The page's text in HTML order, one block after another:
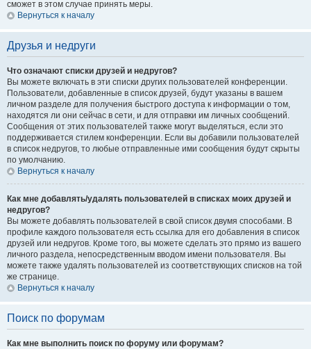
сможет в этом случае принять меры.
Вернуться к началу
Друзья и недруги
Что означают списки друзей и недругов?
Вы можете включать в эти списки других пользователей конференции.
Пользователи, добавленные в список друзей, будут указаны в вашем
личном разделе для получения быстрого доступа к информации о том,
находятся ли они сейчас в сети, и для отправки им личных сообщений.
Сообщения от этих пользователей также могут выделяться, если это
поддерживается стилем конференции. Если вы добавили пользователей
в список недругов, то любые отправленные ими сообщения будут скрыты
по умолчанию.
Вернуться к началу
Как мне добавлять/удалять пользователей в списках моих друзей и
недругов?
Вы можете добавлять пользователей в свой список двумя способами. В
профиле каждого пользователя есть ссылка для его добавления в список
друзей или недругов. Кроме того, вы можете сделать это прямо из вашего
личного раздела, непосредственным вводом имени пользователя. Вы
можете также удалять пользователей из соответствующих списков на той
же странице.
Вернуться к началу
Поиск по форумам
Как мне выполнить поиск по форуму или форумам?